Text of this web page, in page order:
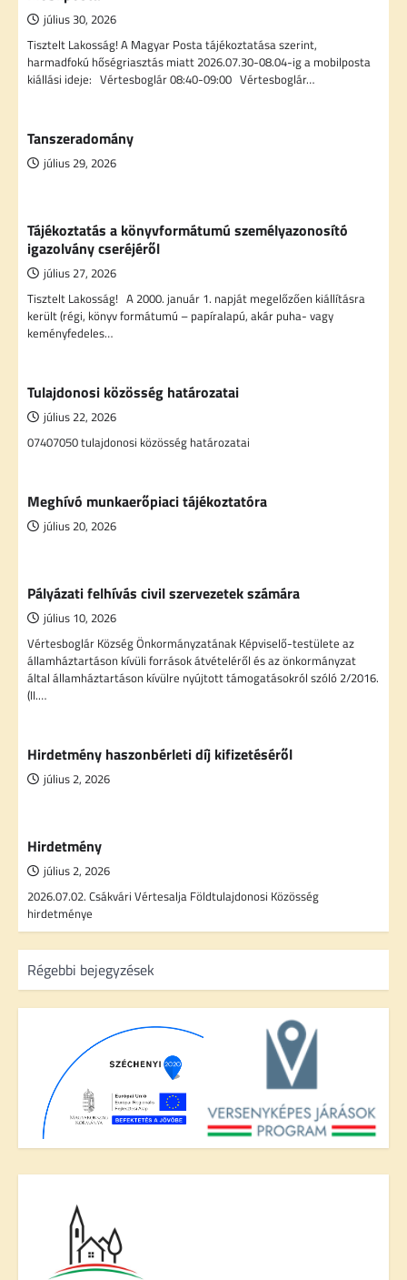
július 30, 2026
Tisztelt Lakosság! A Magyar Posta tájékoztatása szerint,
harmadfokú hőségriasztás miatt 2026.07.30-08.04-ig a mobilposta
kiállási ideje: Vértesboglár 08:40-09:00 Vértesboglár…
Tanszeradomány
július 29, 2026
Tájékoztatás a könyvformátumú személyazonosító
igazolvány cseréjéről
július 27, 2026
Tisztelt Lakosság! A 2000. január 1. napját megelőzően kiállításra
került (régi, könyv formátumú – papíralapú, akár puha- vagy
keményfedeles…
Tulajdonosi közösség határozatai
július 22, 2026
07407050 tulajdonosi közösség határozatai
Meghívó munkaerőpiaci tájékoztatóra
július 20, 2026
Pályázati felhívás civil szervezetek számára
július 10, 2026
Vértesboglár Község Önkormányzatának Képviselő-testülete az
államháztartáson kívüli források átvételéről és az önkormányzat
által államháztartáson kívülre nyújtott támogatásokról szóló 2/2016.
(II.…
Hirdetmény haszonbérleti díj kifizetéséről
július 2, 2026
Hirdetmény
július 2, 2026
2026.07.02. Csákvári Vértesalja Földtulajdonosi Közösség
hirdetménye
B
e
Régebbi bejegyzések